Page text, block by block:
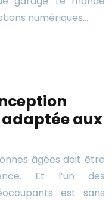
numériques…
adaptée aux
âgées doit être
Et l’un des
est sans